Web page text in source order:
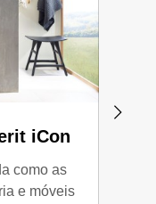
iCon
como as
e móveis